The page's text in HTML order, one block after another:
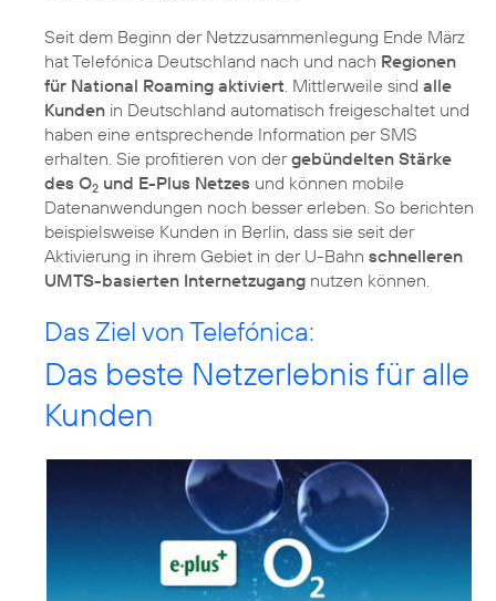
Seit dem Beginn der Netzzusammenlegung Ende März
hat Telefónica Deutschland nach und nach Regionen
für National Roaming aktiviert . Mittlerweile sind alle
Kunden in Deutschland automatisch freigeschaltet und
haben eine entsprechende Information per SMS
erhalten. Sie profitieren von dergebündelten Stärke
des O2 und E-Plus Netzes und können mobile
Datenanwendungen noch besser erleben. So berichten
beispielsweise Kunden in Berlin, dass sie seit der
Aktivierung in ihrem Gebiet in der U-Bahn schnelleren
UMTS-basierten Internetzugang nutzen können.
Das Ziel von Telefónica:
Das beste Netzerlebnis für alle
Kunden